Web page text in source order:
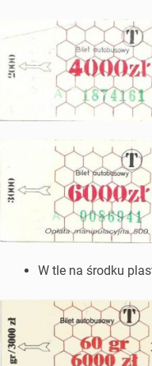
W tle na środku